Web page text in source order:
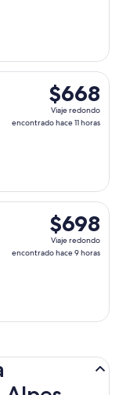
$668
Viaje
redondo,
$668
Viaje redondo
encontrado hace 11 horas
con salida el
$698
Viaje
redondo,
$698
Viaje redondo
encontrado hace 9 horas
el lun, 12 oct.
Alpes